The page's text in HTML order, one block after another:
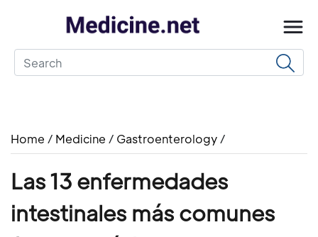
Home / Medicine / Gastroenterology /
Las 13 enfermedades
intestinales más comunes